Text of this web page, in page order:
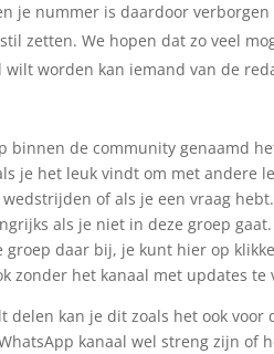
je nummer is daardoor
zetten. We hopen dat zo veel
worden kan iemand van de
binnen de community genaamd
je het leuk vindt om met andere
of als je een vraag
als je niet in deze groep gaat.
daar bij, je kunt hier op
zonder het kanaal met updates te
kan je dit zoals het ook voor
kanaal wel streng zijn of